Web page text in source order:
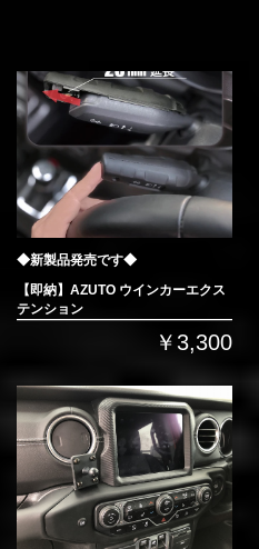
◆新製品発売です◆
【即納】AZUTO ウインカーエクス
テンション
￥3,300